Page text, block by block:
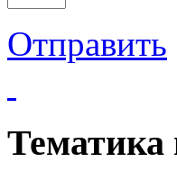
Отправить
Тематика